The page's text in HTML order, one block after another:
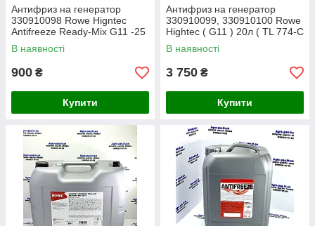
Антифриз на генератор
330910098 Rowe Higntec
Antifreeze Ready-Mix G11 -25
°C (готовий до використання)
5 л
В наявності
900 ₴
Купити
Антифриз на генератор
330910099, 330910100 Rowe
Hightec ( G11 ) 20л ( TL 774-C
(G11) ) -80C, синий (
концентрат )
В наявності
3 750 ₴
Купити